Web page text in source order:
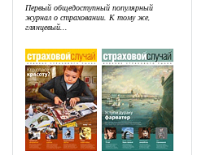
Первый общедоступный популярный
журнал о страховании. К тому же,
глянцевый...